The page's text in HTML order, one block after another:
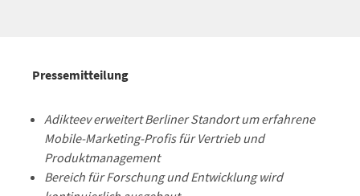
Pressemitteilung
Adikteev erweitert Berliner Standort um erfahrene
Mobile-Marketing-Profis für Vertrieb und
Produktmanagement
Bereich für Forschung und Entwicklung wird